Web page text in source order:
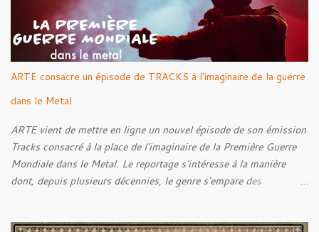
ARTE consacre un épisode de TRACKS à l'imaginaire de la guerre
dans le Metal
ARTE vient de mettre en ligne un nouvel épisode de son émission
Tracks consacré à la place de l'imaginaire de la Première Guerre
Mondiale dans le Metal. Le reportage s'intéresse à la manière
dont, depuis plusieurs décennies, le genre s'empare des